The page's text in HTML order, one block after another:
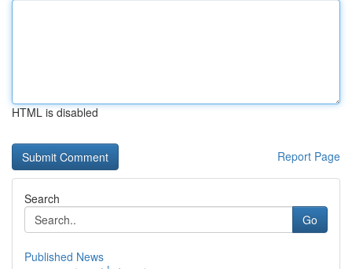
HTML is disabled
Report Page
Search
Go
Published News